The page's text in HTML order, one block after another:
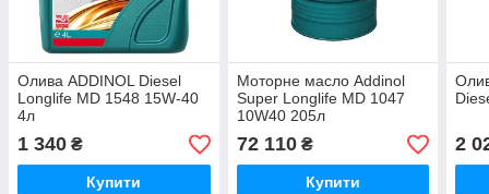
Олива ADDINOL Diesel
Longlife MD 1548 15W-40
4л
1 340 ₴
Купити
Моторне масло Addinol
Super Longlife MD 1047
10W40 205л
72 110₴
Купити
2